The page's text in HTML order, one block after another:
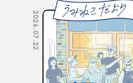
2026.07.22